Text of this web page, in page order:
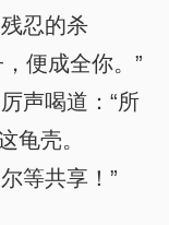
忍的杀
便成全你。”
声喝道：“所
龟壳。
等共享！”